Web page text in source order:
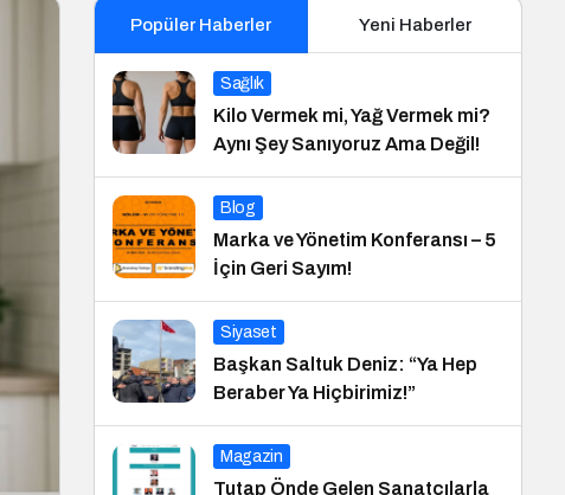
Popüler Haberler Yeni Haberler
Sağlık
Kilo Vermek mi, Yağ Vermek mi?
Aynı Şey Sanıyoruz Ama Değil!
Blog
Marka ve Yönetim Konferansı – 5
İçin Geri Sayım!
Siyaset
Başkan Saltuk Deniz: “Ya Hep
Beraber Ya Hiçbirimiz!”
Magazin
Tutap Önde Gelen Sanatçılarla